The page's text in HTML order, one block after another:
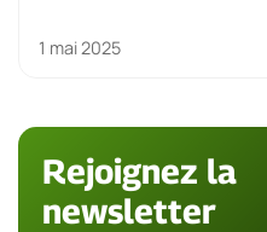
1 mai 2025
Rejoignez la
newsletter